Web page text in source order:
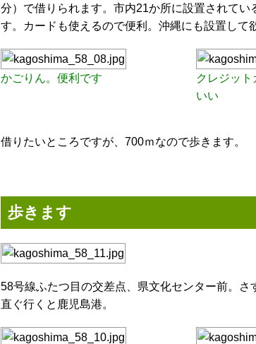
分）で借りられます。市内21か所に設置されて
す。カードも使えるので便利。沖縄にも設置して
かごりん。便利です
クレジッ
いい
借りたいところですが、700ｍなので歩きます。
歩きます
58号線ふたつ目の交差点、県文化センター前。
直ぐ行くと鹿児島港。